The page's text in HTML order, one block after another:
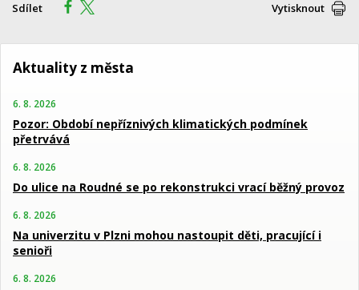
Sdílet Vytisknout
Aktuality z města
6. 8. 2026
Pozor: Období nepříznivých klimatických podmínek
přetrvává
6. 8. 2026
Do ulice na Roudné se po rekonstrukci vrací běžný provoz
6. 8. 2026
Na univerzitu v Plzni mohou nastoupit děti, pracující i
senioři
6. 8. 2026